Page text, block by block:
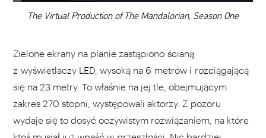
00:00
The Virtual Production of The Mandalorian, Season One
Zielone ekrany na planie zastąpiono ścianą
z wyświetlaczy LED, wysoką na 6 metrów i rozciągającą
się na 23 metry. To właśnie na jej tle, obejmującym
zakres 270 stopni, występowali aktorzy. Z pozoru
wydaje się to dosyć oczywistym rozwiązaniem, na które